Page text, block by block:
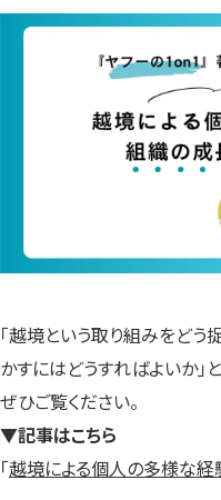
「越境という取り組みをどう
かすにはどうすればよいか」
ぜひご覧ください。
▼記事はこちら
「越境による個人の多様な経